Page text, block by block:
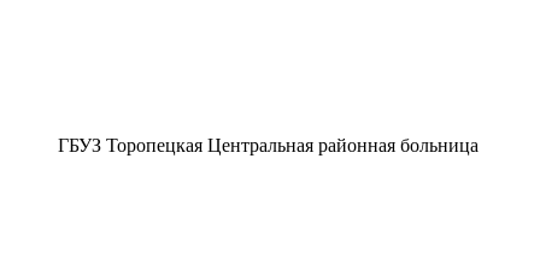
ГБУЗ Торопецкая Центральная районная больница